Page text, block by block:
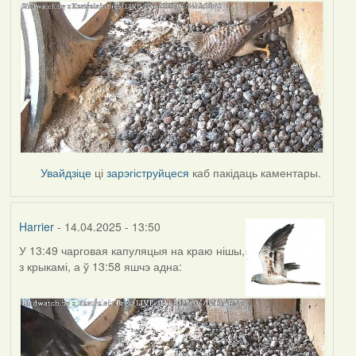
Увайдзіце цізарэгіструйцеся каб пакідаць каментары.
Harrier- 14.04.2025 - 13:50
У 13:49 чарговая капуляцыя на краю нішы,
з крыкамі, а ў 13:58 яшчэ адна: